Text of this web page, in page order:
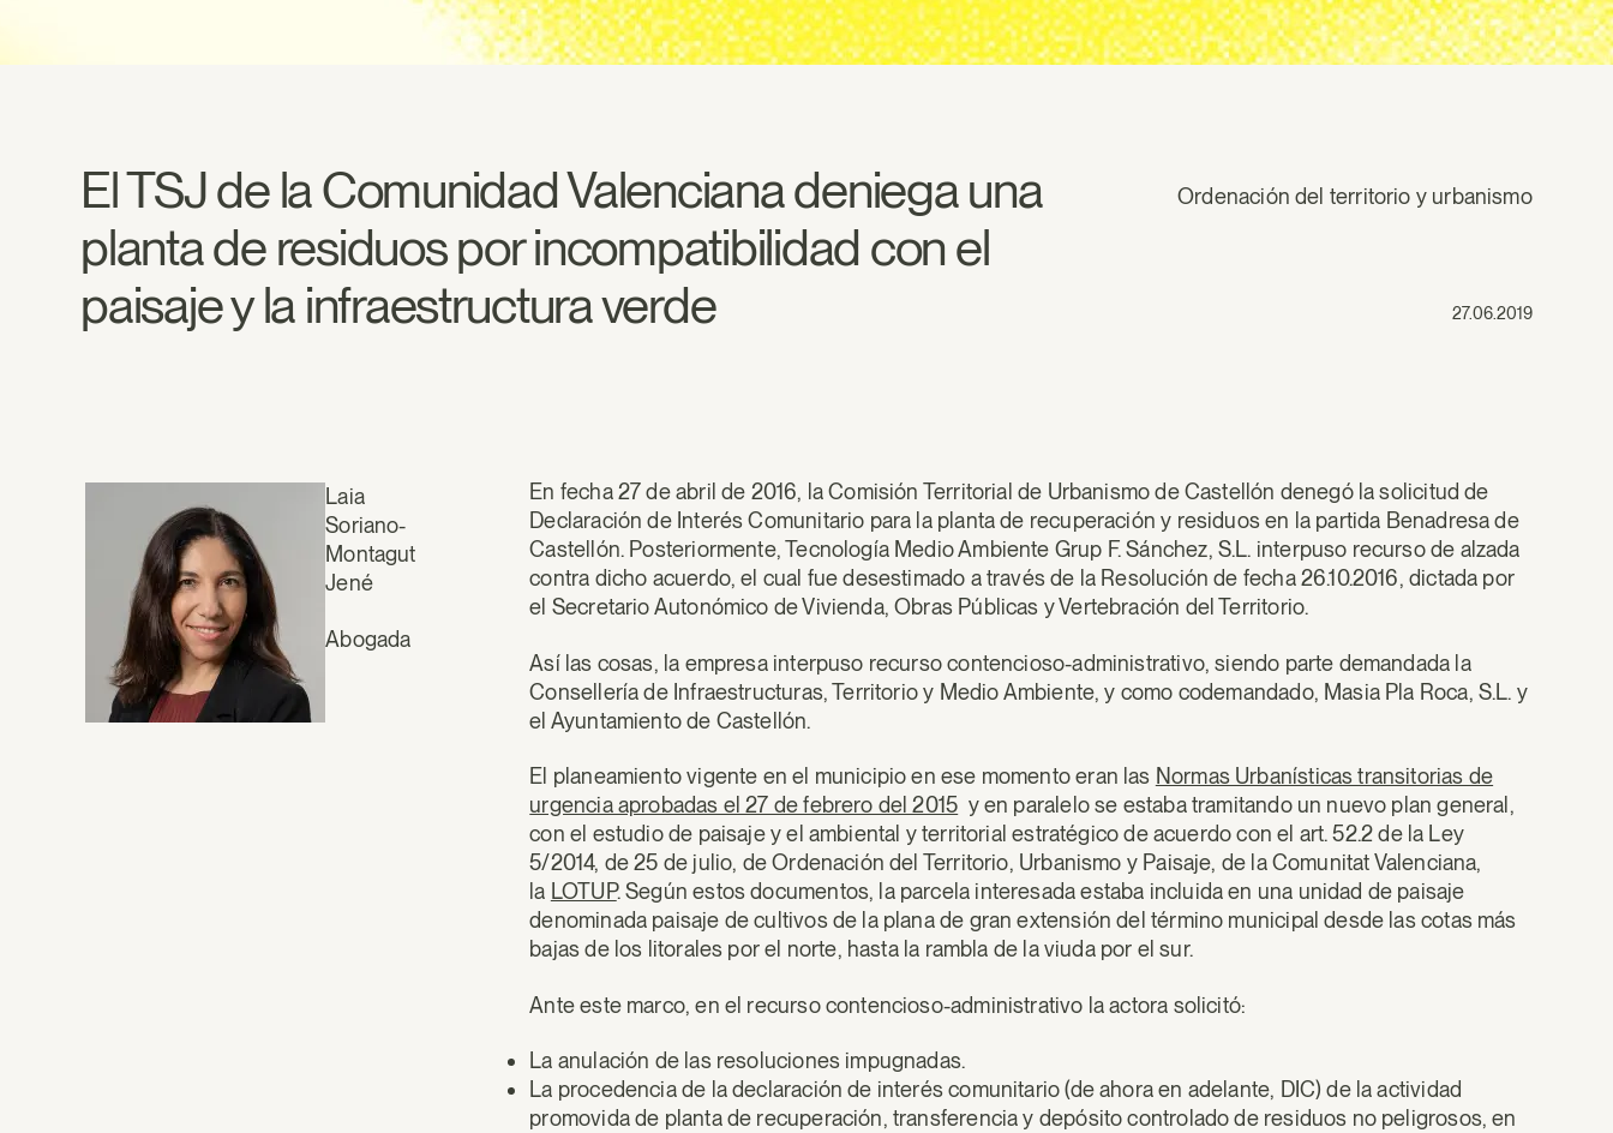
El TSJ de la Comunidad Valenciana deniega una
planta de residuos por incompatibilidad con el
paisaje y la infraestructura verde
27.06.2019
Ordenación del territorio y urbanismo
En fecha 27 de abril de 2016, la Comisión Territorial de Urbanismo de Castellón denegó la solicitud de
Declaración de Interés Comunitario para la planta de recuperación y residuos en la partida Benadresa de
Castellón. Posteriormente, Tecnología Medio Ambiente Grup F. Sánchez, S.L. interpuso recurso de alzada
contra dicho acuerdo, el cual fue desestimado a través de la Resolución de fecha 26.10.2016, dictada por
el Secretario Autonómico de Vivienda, Obras Públicas y Vertebración del Territorio.
Así las cosas, la empresa interpuso recurso contencioso-administrativo, siendo parte demandada la
Consellería de Infraestructuras, Territorio y Medio Ambiente, y como codemandado, Masia Pla Roca, S.L. y
el Ayuntamiento de Castellón.
El planeamiento vigente en el municipio en ese momento eran las Normas Urbanísticas transitorias de
urgencia aprobadas el 27 de febrero del 2015 y en paralelo se estaba tramitando un nuevo plan general,
con el estudio de paisaje y el ambiental y territorial estratégico de acuerdo con el art. 52.2 de la Ley
5/2014, de 25 de julio, de Ordenación del Territorio, Urbanismo y Paisaje, de la Comunitat Valenciana,
la LOTUP. Según estos documentos, la parcela interesada estaba incluida en una unidad de paisaje
denominada paisaje de cultivos de la plana de gran extensión del término municipal desde las cotas más
bajas de los litorales por el norte, hasta la rambla de la viuda por el sur.
Ante este marco, en el recurso contencioso-administrativo la actora solicitó:
La anulación de las resoluciones impugnadas.
La procedencia de la declaración de interés comunitario (de ahora en adelante, DIC) de la actividad
promovida de planta de recuperación, transferencia y depósito controlado de residuos no peligrosos, en
Laia
Soriano-
Montagut
Jené
Abogada